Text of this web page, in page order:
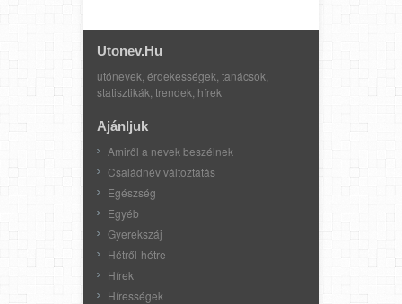
Utonev.hu
utónevek, érdekességek, tanácsok,
statisztikák, trendek, hírek
Ajánljuk
Amiről a nevek beszélnek
Családnév változtatás
Egészség
Egyéb
Gyerekszáj
Hétről-hétre
Hírek
Hírességek